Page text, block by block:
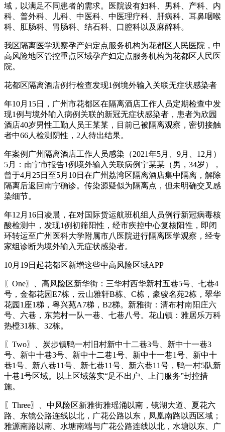
域，以满足不同患者的需求。医院设有妇科、男科、产科、内
科、普外科、儿科、中医科、中医理疗科、肝病科、耳鼻咽喉
科、肛肠科、胃肠科、结石科、口腔科以及麻醉科。
我区隔离医学观察孕产妇定点服务机构为花都区人民医院，中
高风险地区管控重点区域孕产妇定点服务机构为花都区人民医
院。
花都区隔离酒店例行检查发现1例境外输入关联无症状感染者
年10月15日，广州市花都区在隔离酒店工作人员定期检查中发
现1例与境外输入病例关联的新冠无症状感染者，患者为欣园
酒店40岁男性工勤人员王某某，目前已被隔离观察，密切接触
者中66人检测阴性，2人待出结果。
年案例广州隔离酒店工作人员感染（2021年5月、9月、12月）
5月：南宁市报告1例境外输入关联病例宁某某（男，34岁），
曾于4月25日至5月10日在广州荔湾区隔离酒店集中隔离，解除
隔离后返回南宁确诊。传染源疑似为隔离点，但未明确交叉感
染细节。
年12月16日凌晨，在对国际货运航班机组人员例行新冠病毒核
酸检测中，发现1例初筛阳性，经市疾控中心复核阳性，即闭
环转运至广州医科大学附属市八医院进行隔离医学观察，经专
家组诊断为境外输入无症状感染者。
10月19日起花都区新增这些中高风险区域APP
〖One〗、高风险区新华街：三华村西华新村五巷5号、七巷4
号，金都花园E7栋，云山雅轩B栋、C栋，豪骏名苑2栋，翠华
花园1座1梯，粤兴苑A7梯，B2梯。新雅街：清布村南阳庄六
号、六巷，东莞村一队一巷、七巷八号。花山镇：雅居乐万科
热橙31栋、32栋。
〖Two〗、炭步镇鸭一村旧村新中十二巷3号、新中十一巷3
号、新中十巷3号、新中十二巷1号、新中十一巷1号、新中十
巷1号、新八巷11号、新七巷11号、新六巷11号，鸭一村5队新
十巷1号区域。以上区域落实“足不出户、上门服务”封控措
施。
〖Three〗、中风险区新雅街雅瑶涌以南，镜湖大道、夏花六
路、东镜公路连线以北，广花公路以东，凤凰南路以西区域；
雅源南路以南、水塘南端与广花公路连线以北，水塘以东、广